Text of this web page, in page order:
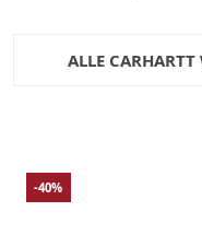
ALLE
-40%